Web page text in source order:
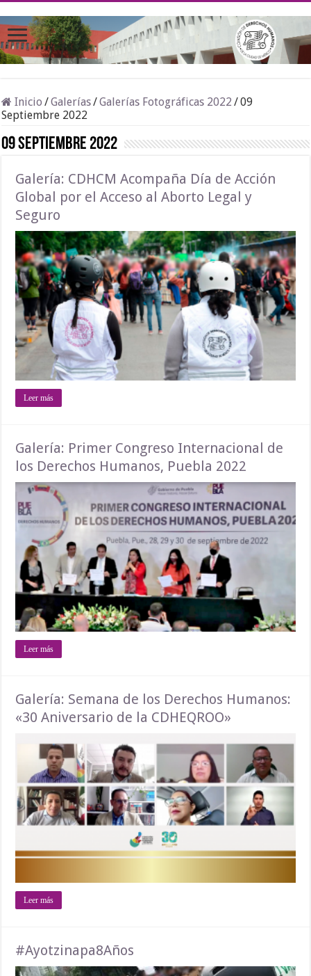
Inicio /Galerías/Galerías Fotográficas 2022 /09
Septiembre 2022
09 Septiembre 2022
Galería: CDHCM Acompaña Día de Acción
Global por el Acceso al Aborto Legal y
Seguro
Leer más
Galería: Primer Congreso Internacional de
los Derechos Humanos, Puebla 2022
Leer más
Galería: Semana de los Derechos Humanos:
«30 Aniversario de la CDHEQROO»
Leer más
#Ayotzinapa8Años